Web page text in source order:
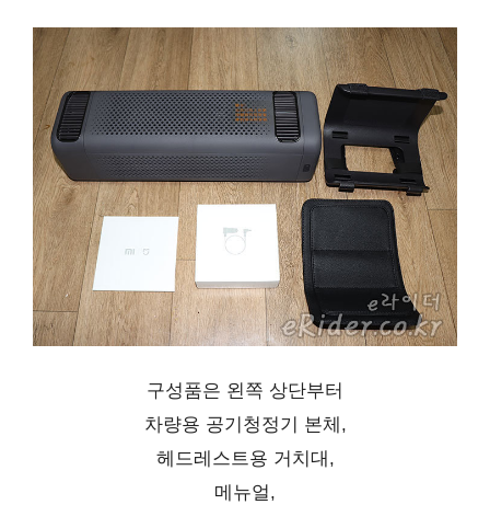
구성품은 왼쪽 상단부터
차량용 공기청정기 본체,
헤드레스트용 거치대,
메뉴얼,